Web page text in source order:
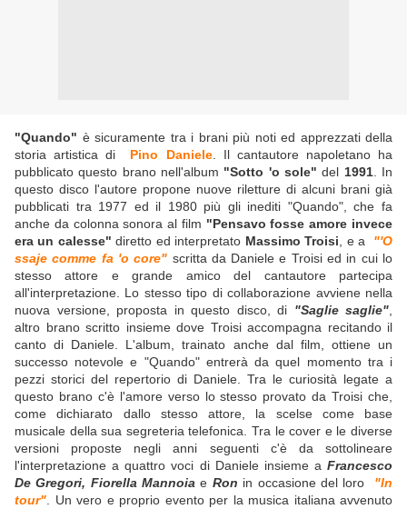
"Quando" è sicuramente tra i brani più noti ed apprezzati della
storia artistica di
Pino Daniele. Il cantautore napoletano ha
pubblicato questo brano nell'album "Sotto 'o sole" del 1991. In
questo disco l'autore propone nuove riletture di alcuni brani già
pubblicati tra 1977 ed il 1980 più gli inediti "Quando", che fa
anche da colonna sonora al film "Pensavo fosse amore invece
era un calesse" diretto ed interpretato Massimo Troisi , e a
"'O
ssaje comme fa 'o core" scritta da Daniele e Troisi ed in cui lo
stesso attore e grande amico del cantautore partecipa
all'interpretazione. Lo stesso tipo di collaborazione avviene nella
nuova versione, proposta in questo disco, di "Saglie saglie"
altro brano scritto insieme dove Troisi accompagna recitando il
canto di Daniele. L'album, trainato anche dal film, ottiene un
successo notevole e "Quando" entrerà da quel momento tra i
pezzi storici del repertorio di Daniele. Tra le curiosità legate a
questo brano c'è l'amore verso lo stesso provato da Troisi che,
come dichiarato dallo stesso attore, la scelse come base
musicale della sua segreteria telefonica. Tra le cover e le diverse
versioni proposte negli anni seguenti c'è da sottolineare
l'interpretazione a quattro voci di Daniele insieme a Francesco
De Gregori, Fiorella Mannoia e Ron in occasione del loro
"In
tour" . Un vero e proprio evento per la musica italiana avvenuto